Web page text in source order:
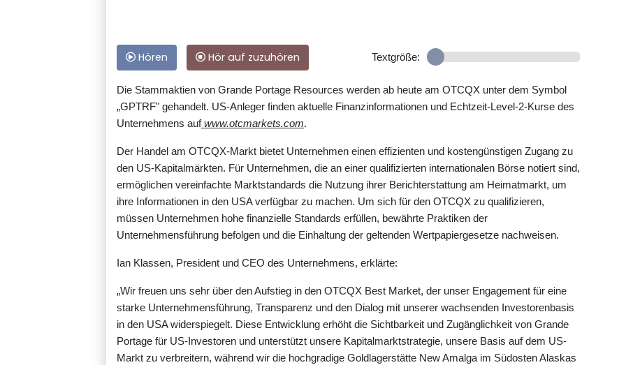
Hören Hör auf zuzuhören Textgröße:
Die Stammaktien von Grande Portage Resources werden ab heute am OTCQX unter dem Symbol
„GPTRF" gehandelt. US-Anleger finden aktuelle Finanzinformationen und Echtzeit-Level-2-Kurse des
Unternehmens aufwww.otcmarkets.com.
Der Handel am OTCQX-Markt bietet Unternehmen einen effizienten und kostengünstigen Zugang zu
den US-Kapitalmärkten. Für Unternehmen, die an einer qualifizierten internationalen Börse notiert sind,
ermöglichen vereinfachte Marktstandards die Nutzung ihrer Berichterstattung am Heimatmarkt, um
ihre Informationen in den USA verfügbar zu machen. Um sich für den OTCQX zu qualifizieren,
müssen Unternehmen hohe finanzielle Standards erfüllen, bewährte Praktiken der
Unternehmensführung befolgen und die Einhaltung der geltenden Wertpapiergesetze nachweisen.
Ian Klassen, President und CEO des Unternehmens, erklärte:
„Wir freuen uns sehr über den Aufstieg in den OTCQX Best Market, der unser Engagement für eine
starke Unternehmensführung, Transparenz und den Dialog mit unserer wachsenden Investorenbasis
in den USA widerspiegelt. Diese Entwicklung erhöht die Sichtbarkeit und Zugänglichkeit von Grande
Portage für US-Investoren und unterstützt unsere Kapitalmarktstrategie, unsere Basis auf dem US-
Markt zu verbreitern, während wir die hochgradige Goldlagerstätte New Amalga im Südosten Alaskas